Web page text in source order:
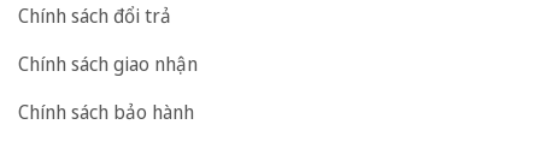
Chính sách đổi trả
Chính sách giao nhận
Chính sách bảo hành